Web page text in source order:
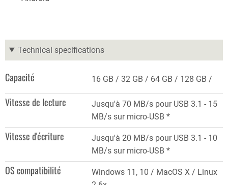
Technical specifications
Capacité 16 GB 32 GB 64 GB 128 GB
Vitesse de lecture
Jusqu'à 70 MB/s pour USB 3.1 - 15
MB/s sur micro-USB *
Vitesse d'écriture
Jusqu'à 20 MB/s pour USB 3.1 - 10
MB/s sur micro-USB *
OS compatibilité
Windows 11, 10 / MacOS X / Linux